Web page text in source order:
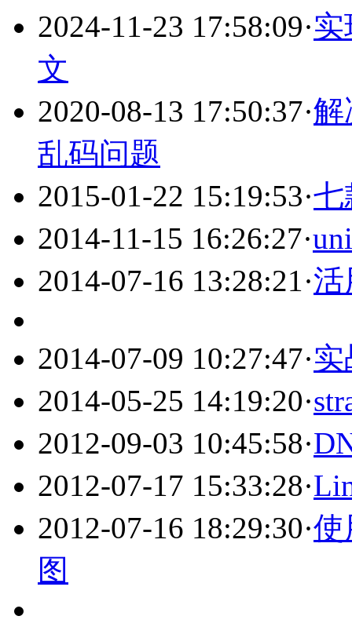
2024-11-23 17:58:09·
文
2020-08-13 17:50:37·解
乱码问题
2015-01-22 15:19:53·七
2014-11-15 16:26:27·
2014-07-16 13:28:21 ·活
2014-07-09 10:27:47·实
2014-05-25 14:19:20·
2012-09-03 10:45:58·
2012-07-17 15:33:28·
2012-07-16 18:29:30·使
图